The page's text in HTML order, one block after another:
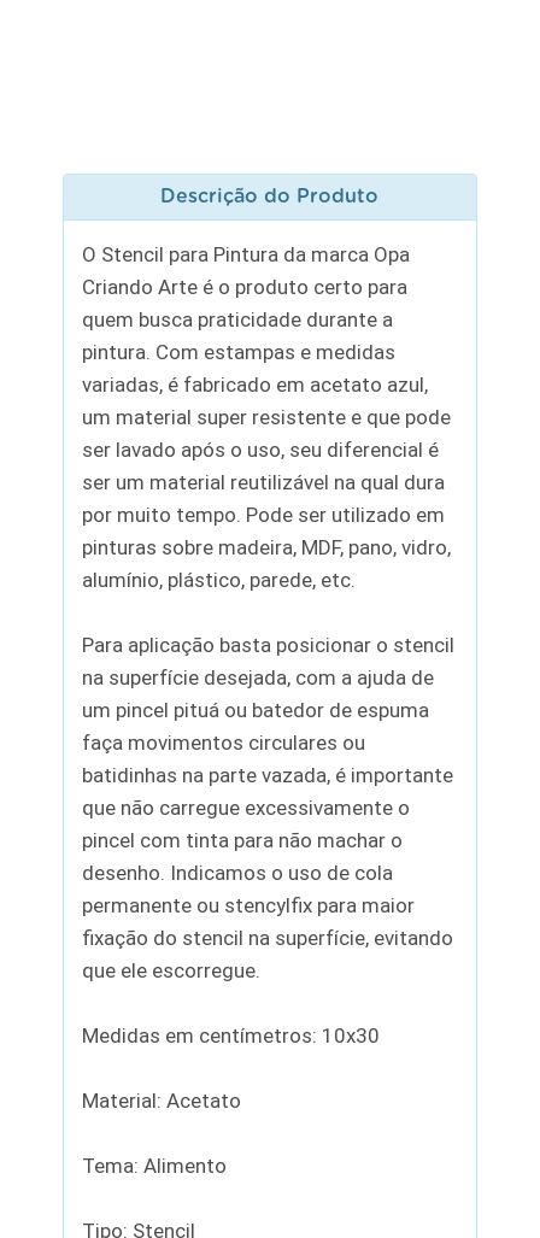
Descrição do Produto
O Stencil para Pintura da marca Opa
Criando Arte é o produto certo para
quem busca praticidade durante a
pintura. Com estampas e medidas
variadas, é fabricado em acetato azul,
um material super resistente e que pode
ser lavado após o uso, seu diferencial é
ser um material reutilizável na qual dura
por muito tempo. Pode ser utilizado em
pinturas sobre madeira, MDF, pano, vidro,
alumínio, plástico, parede, etc.
Para aplicação basta posicionar o stencil
na superfície desejada, com a ajuda de
um pincel pituá ou batedor de espuma
faça movimentos circulares ou
batidinhas na parte vazada, é importante
que não carregue excessivamente o
pincel com tinta para não machar o
desenho. Indicamos o uso de cola
permanente ou stencylfix para maior
fixação do stencil na superfície, evitando
que ele escorregue.
Medidas em centímetros: 10x30
Material: Acetato
Tema: Alimento
Tipo: Stencil